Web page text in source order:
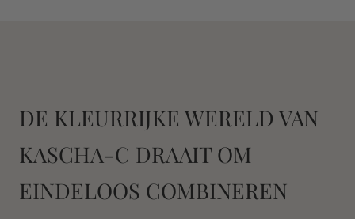
DE KLEURRIJKE WERELD VAN
KASCHA-C DRAAIT OM
EINDELOOS COMBINEREN